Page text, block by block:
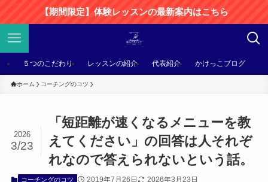
【期間限定】体験レッスンの最新案内はこちら
５つのこだわり レッスンの紹介 代表紹介 かけっこブログ
ホーム コーチングのコツ
「短距離が速くなるメニューを教
えてください」の回答は人それぞ
れなので答えられないという話。
2026
3/23
コーチングのコツ 2019年7月26日 2026年3月23日